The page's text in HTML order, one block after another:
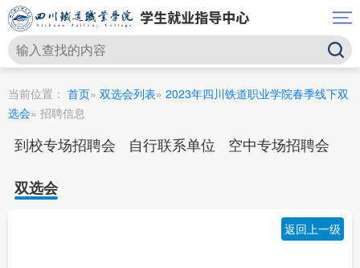
当前位置： 首页» 双选会列表» 2023年四川铁道职业学院春季线下双
选会» 招聘信息
到校专场招聘会 自行联系单位 空中专场招聘会
双选会
返回上一级